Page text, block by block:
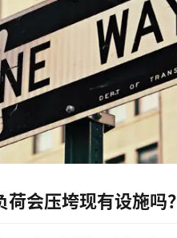
会压垮现有设施吗？